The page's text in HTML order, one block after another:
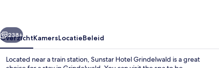
Volgende
238+
OverzichtKamersLocatieBeleid
Located near a train station, Sunstar Hotel Grindelwald is a great